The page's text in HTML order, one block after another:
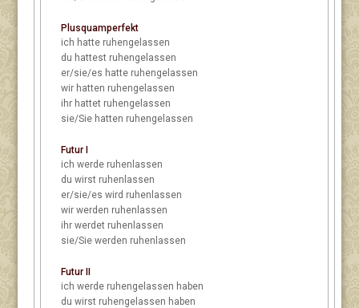
Plusquamperfekt
ich hatte ruhengelassen
du hattest ruhengelassen
er/sie/es hatte ruhengelassen
wir hatten ruhengelassen
ihr hattet ruhengelassen
sie/Sie hatten ruhengelassen
Futur I
ich werde ruhenlassen
du wirst ruhenlassen
er/sie/es wird ruhenlassen
wir werden ruhenlassen
ihr werdet ruhenlassen
sie/Sie werden ruhenlassen
Futur II
ich werde ruhengelassen haben
du wirst ruhengelassen haben